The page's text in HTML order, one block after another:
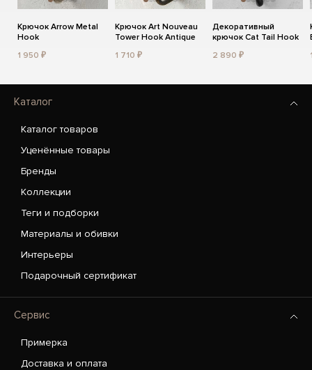
Крючок Arrow Metal
Hook
1 950 ₽
Крючок Art Nouveau
Tower Hook Antique
1 710 ₽
Декоративный
крючок Cat Tail Hook
2 890 ₽
Каталог
Каталог товаров
Уценённые товары
Бренды
Коллекции
Теги и подборки
Материалы и обивки
Интерьеры
Подарочный сертификат
Сервис
Примерка
Доставка и оплата